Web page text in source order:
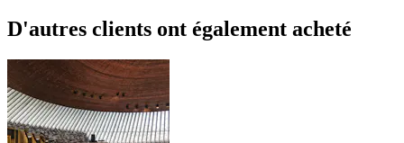
D'autres clients ont également acheté